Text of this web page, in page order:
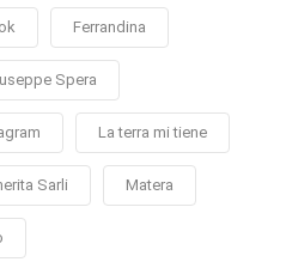
Ferrandina
Spera
La terra mi tiene
Sarli Matera